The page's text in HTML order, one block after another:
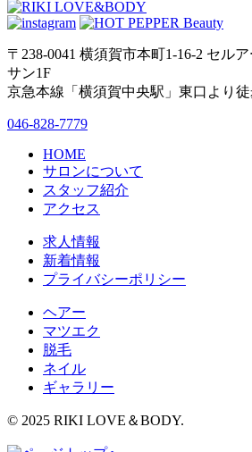
〒238-0041 横須賀市本町1-16-2 セル
サン1F
京急本線「横須賀中央駅」東口より徒
046-828-7779
HOME
サロンについて
スタッフ紹介
アクセス
求人情報
新着情報
プライバシーポリシー
ヘアー
マツエク
脱毛
ネイル
ギャラリー
© 2025 RIKI LOVE＆BODY.